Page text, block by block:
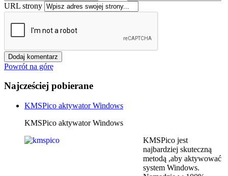
URL strony
Powrót na górę
Najcześciej pobierane
KMSPico aktywator Windows
KMSPico aktywator Windows
KMSPico jest
najbardziej skuteczną
metodą ,aby aktywować
system Windows.